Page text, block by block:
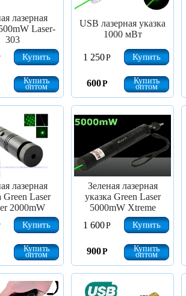
лазерная
Laser-
303
Купить
Купить
оптом
USB лазерная указка
1000 мВт
1 250Р Купить
600Р Купить
оптом
лазерная
Green Laser
2000mW
Купить
Купить
оптом
Зеленая лазерная
указка Green Laser
5000mW Xtreme
1 600Р Купить
900Р Купить
оптом